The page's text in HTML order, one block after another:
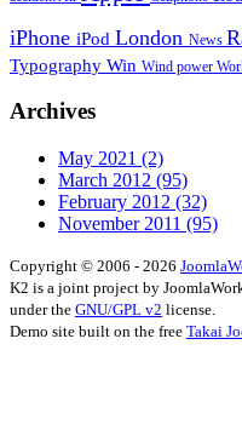
iPhone iPod London News
Typography Win Wind power
Archives
May 2021 (2)
March 2012 (95)
February 2012 (32)
November 2011 (95)
Copyright © 2006 - 2026
K2 is a joint project by
under the GNU/GPL v2 license.
Demo site built on the free Takai